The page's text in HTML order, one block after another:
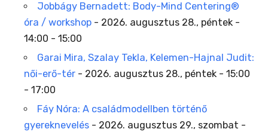
Jobbágy Bernadett: Body-Mind Centering®
óra / workshop - 2026. augusztus 28., péntek -
14:00 - 15:00
Garai Mira, Szalay Tekla, Kelemen-Hajnal Judit:
női-erő-tér - 2026. augusztus 28., péntek - 15:00
- 17:00
Fáy Nóra: A családmodellben történő
gyereknevelés - 2026. augusztus 29., szombat -